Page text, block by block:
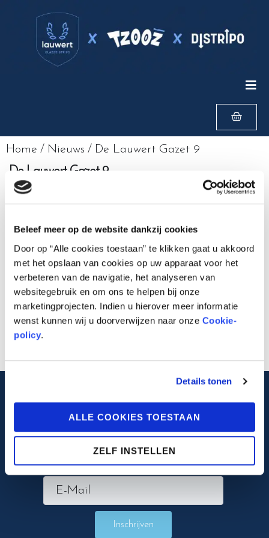
Beleef meer op de website dankzij cookies
Door op “Alle cookies toestaan” te klikken gaat u akkoord
met het opslaan van cookies op uw apparaat voor het
verbeteren van de navigatie, het analyseren van
websitegebruik en om ons te helpen bij onze
marketingprojecten. Indien u hierover meer informatie
wenst kunnen wij u doorverwijzen naar onze Cookie-
policy.
Details tonen
ALLE COOKIES TOESTAAN
ZELF INSTELLEN
Home / Nieuws / De Lauwert Gazet 9
De Lauwert Gazet 9
PREVIOUS
De Tzooz Tribune 2
NEXT
De Lauwert Gazet 10
Blijf op de hoogte
Inschrijven